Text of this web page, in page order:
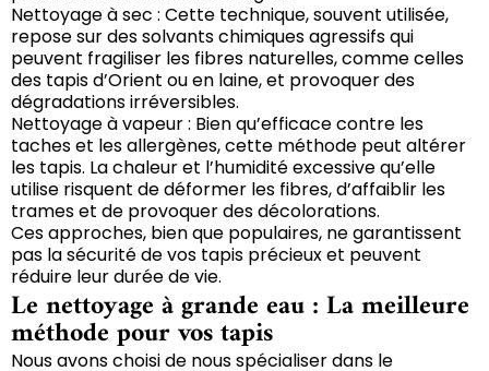
Nettoyage à sec : Cette technique, souvent utilisée,
repose sur des solvants chimiques agressifs qui
peuvent fragiliser les fibres naturelles, comme celles
des tapis d’Orient ou en laine, et provoquer des
dégradations irréversibles.
Nettoyage à vapeur : Bien qu’efficace contre les
taches et les allergènes, cette méthode peut altérer
les tapis. La chaleur et l’humidité excessive qu’elle
utilise risquent de déformer les fibres, d’affaiblir les
trames et de provoquer des décolorations.
Ces approches, bien que populaires, ne garantissent
pas la sécurité de vos tapis précieux et peuvent
réduire leur durée de vie.
Le nettoyage à grande eau : La meilleure
méthode pour vos tapis
Nous avons choisi de nous spécialiser dans le